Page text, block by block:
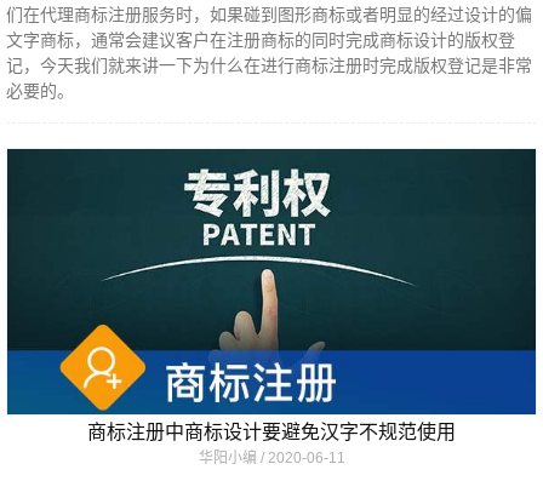
们在代理商标注册服务时，如果碰到图形商标或者明显的经过设计的偏
文字商标，通常会建议客户在注册商标的同时完成商标设计的版权登
记，今天我们就来讲一下为什么在进行商标注册时完成版权登记是非常
必要的。
商标注册中商标设计要避免汉字不规范使用
华阳小编 2020-06-11